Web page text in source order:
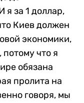
я за 1 доллар,
Киев должен
экономики,
что я
обязана
пролита на
говоря, мы